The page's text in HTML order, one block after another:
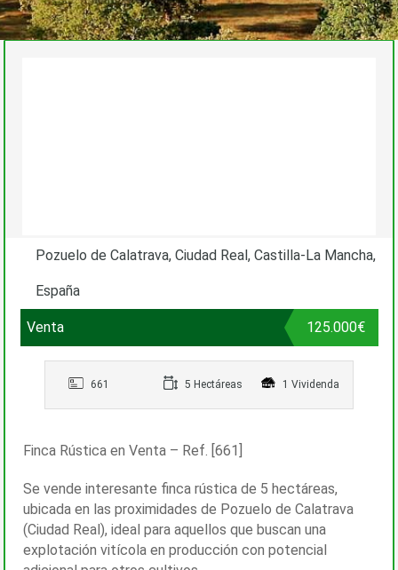
Pozuelo de Calatrava, Ciudad Real, Castilla-La Mancha,
España
Venta 125.000€
661 5 Hectáreas 1 Vividenda
Finca Rústica en Venta – Ref. [661]
Se vende interesante finca rústica de 5 hectáreas,
ubicada en las proximidades de Pozuelo de Calatrava
(Ciudad Real), ideal para aquellos que buscan una
explotación vitícola en producción con potencial